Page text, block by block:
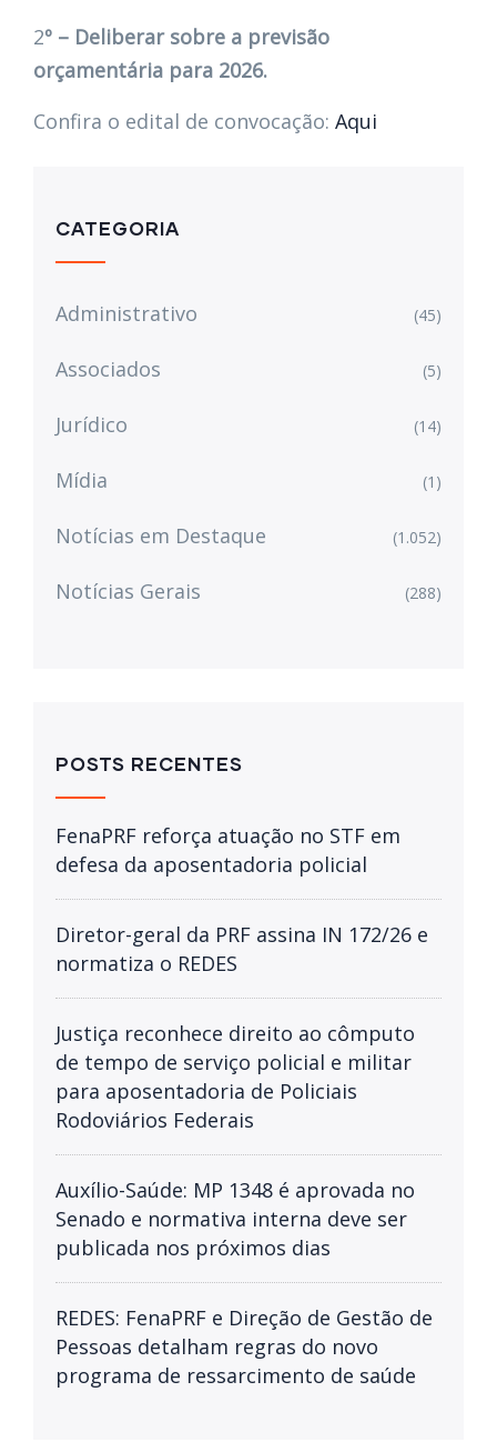
2º – Deliberar sobre a previsão
orçamentária para 2026.
Confira o edital de convocação: Aqui
CATEGORIA
Administrativo (45)
Associados (5)
Jurídico (14)
Mídia (1)
Notícias em Destaque (1.052)
Notícias Gerais (288)
POSTS RECENTES
FenaPRF reforça atuação no STF em
defesa da aposentadoria policial
Diretor-geral da PRF assina IN 172/26 e
normatiza o REDES
Justiça reconhece direito ao cômputo
de tempo de serviço policial e militar
para aposentadoria de Policiais
Rodoviários Federais
Auxílio-Saúde: MP 1348 é aprovada no
Senado e normativa interna deve ser
publicada nos próximos dias
REDES: FenaPRF e Direção de Gestão de
Pessoas detalham regras do novo
programa de ressarcimento de saúde